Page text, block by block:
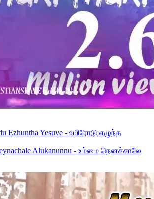
Ezhuntha Yesuve - உயிரோடு எழுந்த
Alukanunnu - உம்மை நெனச்சாலே